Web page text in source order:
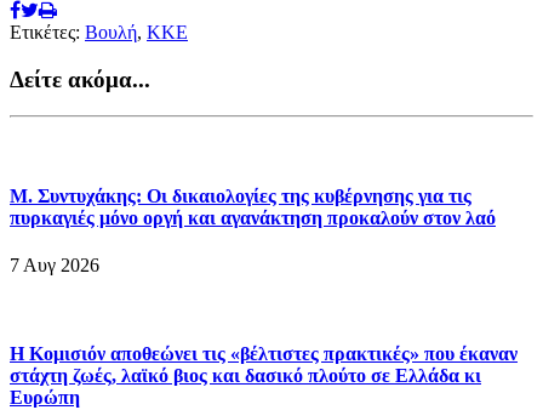
Ετικέτες: Βουλή, ΚΚΕ
Δείτε ακόμα...
Μ. Συντυχάκης: Οι δικαιολογίες της κυβέρνησης για τις
πυρκαγιές μόνο οργή και αγανάκτηση προκαλούν στον λαό
7 Αυγ 2026
Η Κομισιόν αποθεώνει τις «βέλτιστες πρακτικές» που έκαναν
στάχτη ζωές, λαϊκό βιος και δασικό πλούτο σε Ελλάδα κι
Ευρώπη